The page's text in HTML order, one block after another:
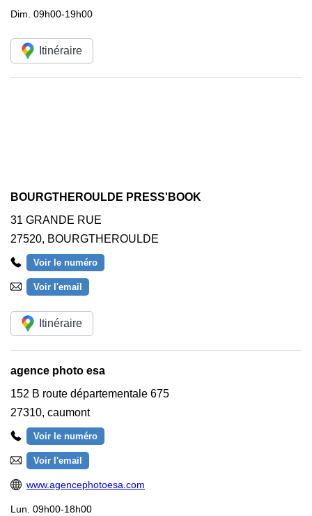
Dim. 09h00-19h00
Itinéraire
BOURGTHEROULDE PRESS'BOOK
31 GRANDE RUE
27520, BOURGTHEROULDE
Voir le numéro
Voir l'email
Itinéraire
agence photo esa
152 B route départementale 675
27310, caumont
Voir le numéro
Voir l'email
www.agencephotoesa.com
Lun. 09h00-18h00